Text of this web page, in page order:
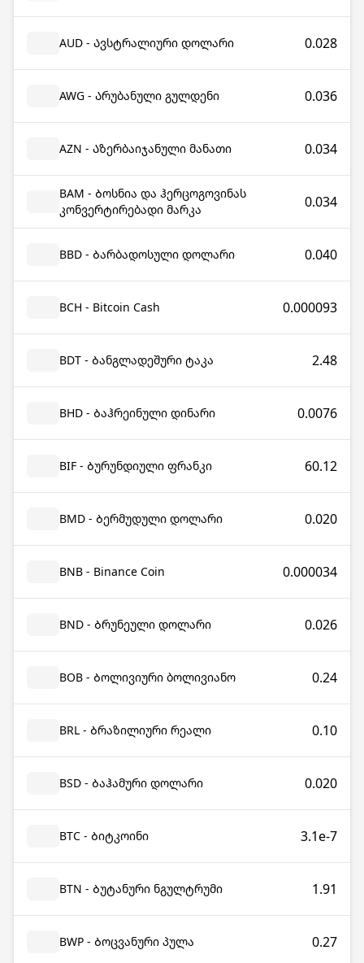
AUD - Ავსტრალიური დოლარი 0.028
AWG - Არუბანული გულდენი 0.036
AZN - Აზერბაიჯანული მანათი 0.034
BAM - Ბოსნია და ჰერცოგოვინას
კონვერტირებადი მარკა
0.034
BBD - Ბარბადოსული დოლარი 0.040
BCH - Bitcoin Cash 0.000093
BDT - Ბანგლადეშური ტაკა 2.48
BHD - Ბაჰრეინული დინარი 0.0076
BIF - Ბურუნდიული ფრანკი 60.12
BMD - Ბერმუდული დოლარი 0.020
BNB - Binance Coin 0.000034
BND - Ბრუნეული დოლარი 0.026
BOB - Ბოლივიური ბოლივიანო 0.24
BRL - Ბრაზილიური რეალი 0.10
BSD - Ბაჰამური დოლარი 0.020
BTC - Ბიტკოინი 3.1e-7
BTN - Ბუტანური ნგულტრუმი 1.91
BWP - Ბოცვანური პულა 0.27